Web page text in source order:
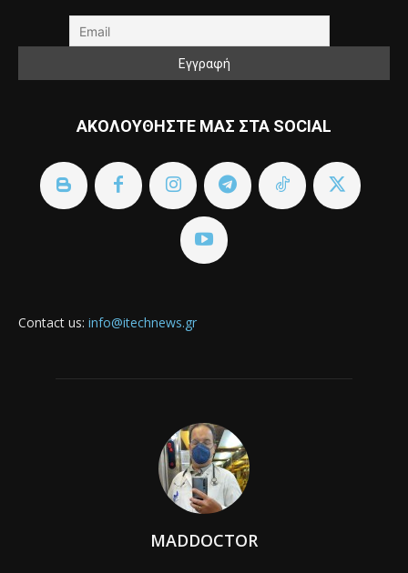
ΑΚΟΛΟΥΘΗΣΤΕ ΜΑΣ ΣΤΑ SOCIAL
Contact us: info@itechnews.gr
MADDOCTOR